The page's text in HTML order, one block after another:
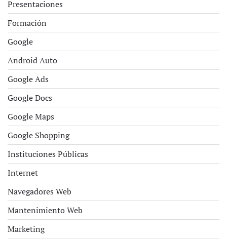
Presentaciones
Formación
Google
Android Auto
Google Ads
Google Docs
Google Maps
Google Shopping
Instituciones Públicas
Internet
Navegadores Web
Mantenimiento Web
Marketing